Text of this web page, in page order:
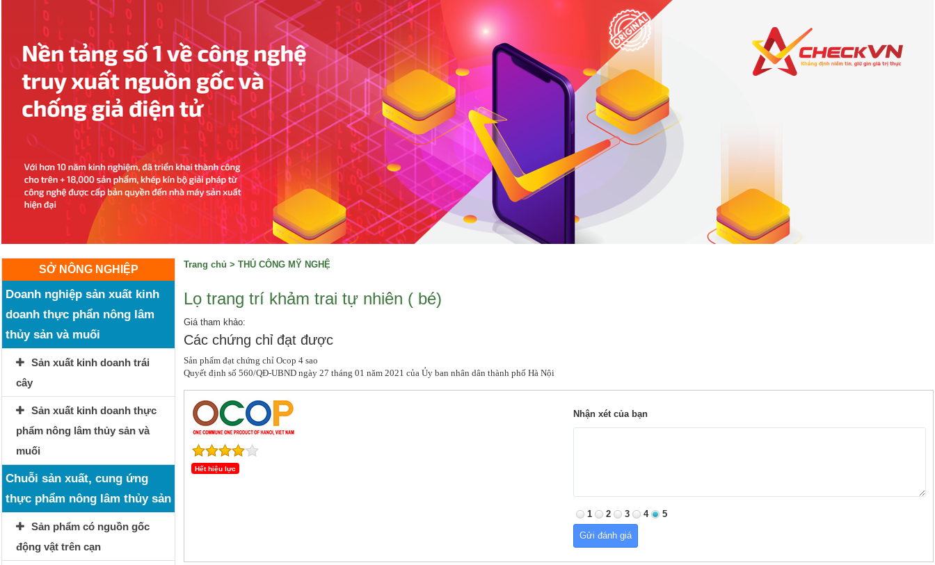
SỞ NÔNG NGHIỆP
Doanh nghiệp sản xuất kinh
doanh thực phẩn nông lâm
thủy sản và muối
Sản xuất kinh doanh trái
cây
Sản xuất kinh doanh thực
phẩm nông lâm thủy sản và
muối
Chuỗi sản xuất, cung ứng
thực phẩm nông lâm thủy sản
Sản phẩm có nguồn gốc
động vật trên cạn
Trang chủ > THỦ CÔNG MỸ NGHỆ
Lọ trang trí khảm trai tự nhiên ( bé)
Giá tham khảo:
Các chứng chỉ đạt được
Sản phẩm đạt chứng chỉ Ocop 4 sao
Quyết định số 560/QĐ-UBND ngày 27 tháng 01 năm 2021 của Ủy ban nhân dân thành phố Hà Nội
Hết hiệu lực
Nhận xét của bạn
1 2 3 4 5